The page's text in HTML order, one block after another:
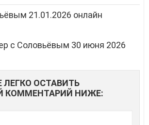
21.01.2026 онлайн
ОСТАВИТЬ
КОММЕНТАРИЙ НИЖЕ: